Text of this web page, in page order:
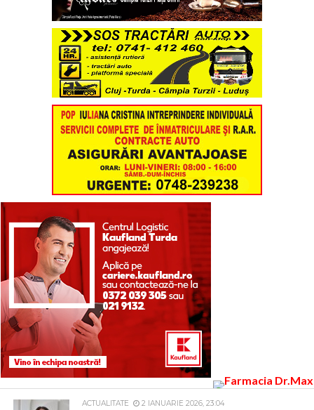
ACTUALITATE 2 IANUARIE 2026, 23:04